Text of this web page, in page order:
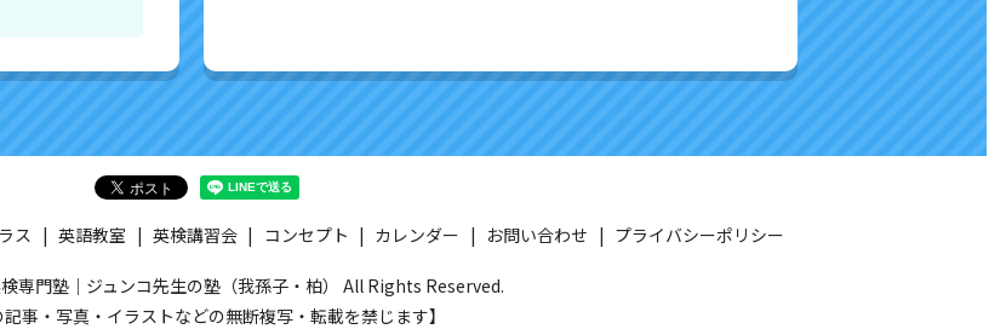
ス 英語教室 英検講習会 コンセプト カレンダー お問い合わせ プライバシーポリシー
専門塾｜ジュンコ先生の塾（我孫子・柏） All Rights Reserved.
記事・写真・イラストなどの無断複写・転載を禁じます】